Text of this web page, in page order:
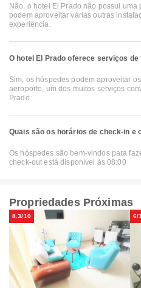
Não, o hotel El Prado não possui
podem aproveitar várias outras
experiência.
O hotel El Prado oferece serviços
Sim, os hóspedes podem aproveitar
aeroporto, um dos muitos serviços
Prado
Quais são os horários de check-in e
Os hóspedes são bem-vindos para
check-out está disponível às 08:00
Propriedades Próximas
8.3/10 6/